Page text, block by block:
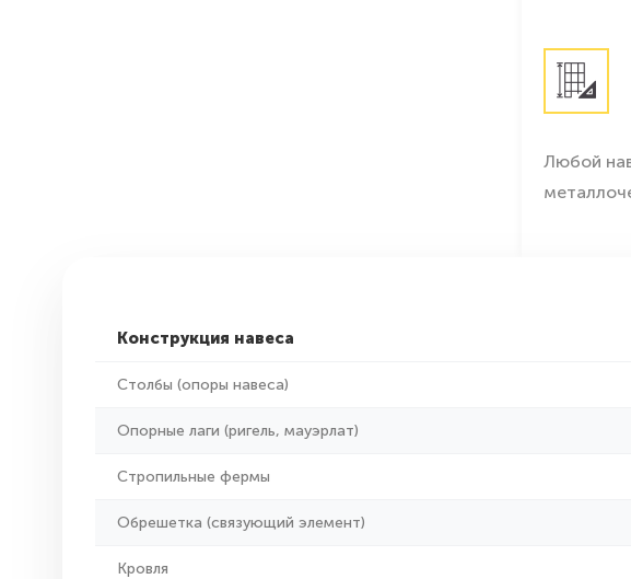
Любой
Конструкция навеса
Столбы (опоры навеса)
Опорные лаги (ригель, мауэрлат)
Стропильные фермы
Обрешетка (связующий элемент)
Кровля